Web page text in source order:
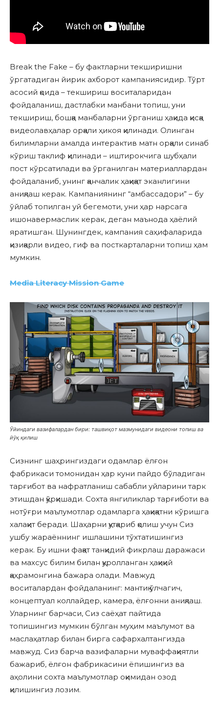
Break the Fake – бу фактларни текширишни
ўргатадиган йирик ахборот кампаниясидир. Тўрт
асосий қоида – текшириш воситаларидан
фойдаланиш, дастлабки манбани топиш, уни
текшириш, бошқа манбаларни ўрганиш ҳақида қисқа
видеолавҳалар орқали ҳикоя қилинади. Олинган
билимларни амалда интерактив матн орқали синаб
кўриш таклиф қилинади – иштирокчига шубҳали
пост кўрсатилади ва ўрганилган материаллардан
фойдаланиб, унинг қанчалик ҳақиқат эканлигини
аниқлаш керак. Кампаниянинг “амбассадори” – бу
ўйлаб топилган уй бегемоти, уни ҳар нарсага
ишонавермаслик керак, деган маънода ҳаёлий
яратишган. Шунингдек, кампания саҳифаларида
қизиқарли видео, гиф ва посткарталарни топиш ҳам
мумкин.
Media Literacy Mission Game
Ўйиндаги вазифалардан бири: ташвиқот мазмунидаги видеони топиш ва
йўқ қилиш
Сизнинг шаҳрингиздаги одамлар ёлғон
фабрикаси томонидан ҳар куни пайдо бўладиган
тарғибот ва нафратланиш сабабли уйларини тарк
этишдан қўрқишади. Сохта янгиликлар тарғиботи ва
нотўғри маълумотлар одамларга ҳақиқатни кўришга
халақит беради. Шаҳарни қутқариб қолиш учун Сиз
ушбу жараённинг ишлашини тўхтатишингиз
керак. Бу ишни фақат танқидий фикрлаш даражаси
ва махсус билим билан қуролланган ҳақиқий
қаҳрамонгина бажара олади. Мавжуд
воситалардан фойдаланинг: мантиқ ўлчагич,
концептуал коллайдер, камера, ёлғонни аниқлаш.
Уларнинг барчаси, Сиз саёҳат пайтида
топишингиз мумкин бўлган муҳим маълумот ва
маслаҳатлар билан бирга сафархалтангизда
мавжуд. Сиз барча вазифаларни муваффақиятли
бажариб, ёлғон фабрикасини ёпишингиз ва
аҳолини сохта маълумотлар оқимидан озод
қилишингиз лозим.